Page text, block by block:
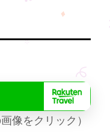
像をクリック）